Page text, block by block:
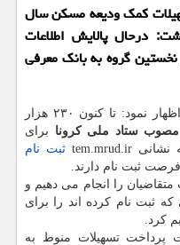
تسهیلات کمک ودیعه مسکن سال
درحال پالایش اطلاعات
گروه به بانک معرفی
محمود محمودزاده در گفتگو با ایسنا اظهار نمود: تا کنون ۲۳۰ هزار
ستاد ملی کرونا برای
ثبت نام
فرصت ثبت نام دارند.
متقاضیان را انجام می دهیم و
ثبت نام کرده اند را برای
کرد.
پرداخت تسهیلات منوط به